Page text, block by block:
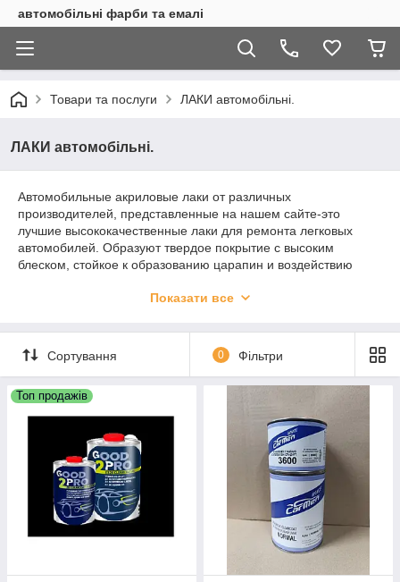
автомобільні фарби та емалі
Товари та послуги ЛАКИ автомобільні.
ЛАКИ автомобільні.
Автомобильные акриловые лаки от различных
производителей, представленные на нашем сайте-это
лучшие высококачественные лаки для ремонта легковых
автомобилей. Образуют твердое покрытие с высоким
блеском, стойкое к образованию царапин и воздействию
покрытия. Все лаки используются как на профессиональных
лака+0,5 литра отвердителя или 0.5 литра лака и 0,25литра
отвердителя.
Показати все
Сортування 0 Фільтри
Топ продажів